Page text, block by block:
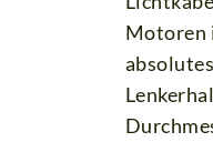
Motoren